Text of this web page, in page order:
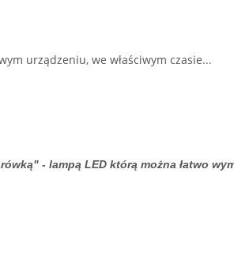
urządzeniu, we właściwym czasie...
- lampą LED którą można łatwo